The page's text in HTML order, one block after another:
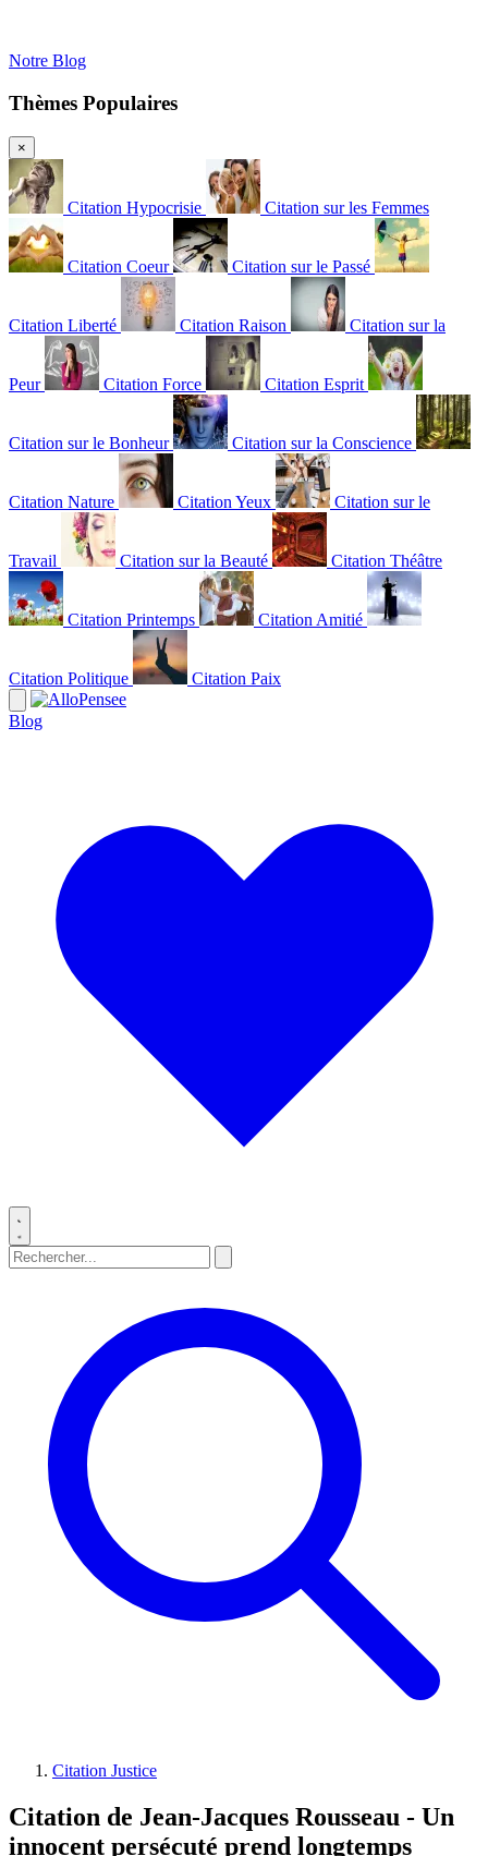
Notre Blog
Thèmes Populaires
×
Citation Hypocrisie Citation sur les Femmes
Citation Coeur Citation sur le Passé
Citation Liberté Citation Raison Citation sur la
Peur Citation Force Citation Esprit
Citation sur le Bonheur Citation sur la Conscience
Citation Nature Citation Yeux Citation sur le
Travail Citation sur la Beauté Citation Théâtre
Citation Printemps Citation Amitié
Citation Politique Citation Paix
Blog
Citation Justice
Citation de Jean-Jacques Rousseau - Un
innocent persécuté prend longtemps